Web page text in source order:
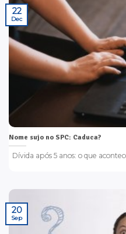
Nome sujo no SPC: Caduca?
Dívida após 5 anos: o que
22
Dec
20
Sep